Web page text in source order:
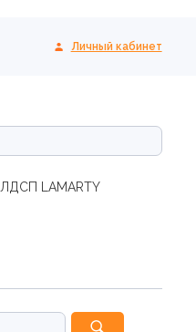
Личный кабинет
ЛДСП LAMARTY